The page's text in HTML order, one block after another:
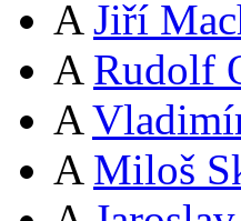
A Jiří
A Rudolf
A
A Miloš